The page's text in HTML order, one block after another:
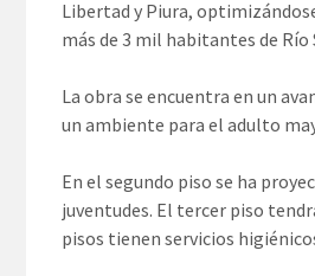
Libertad y Piura,
más de 3 mil habitantes de Río
La obra se encuentra en un
un ambiente para el adulto
En el segundo piso se ha
juventudes. El tercer piso
pisos tienen servicios